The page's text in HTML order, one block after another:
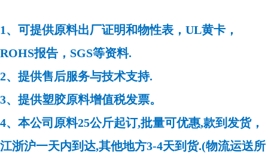
1、可提供原料出厂证明和物性表，UL黄卡，
ROHS报告，SGS等资料.
2、提供售后服务与技术支持.
3、提供塑胶原料增值税发票。
4、本公司原料25公斤起订,批量可优惠,款到发货，
江浙沪一天内到达,其他地方3-4天到货.(物流运送所